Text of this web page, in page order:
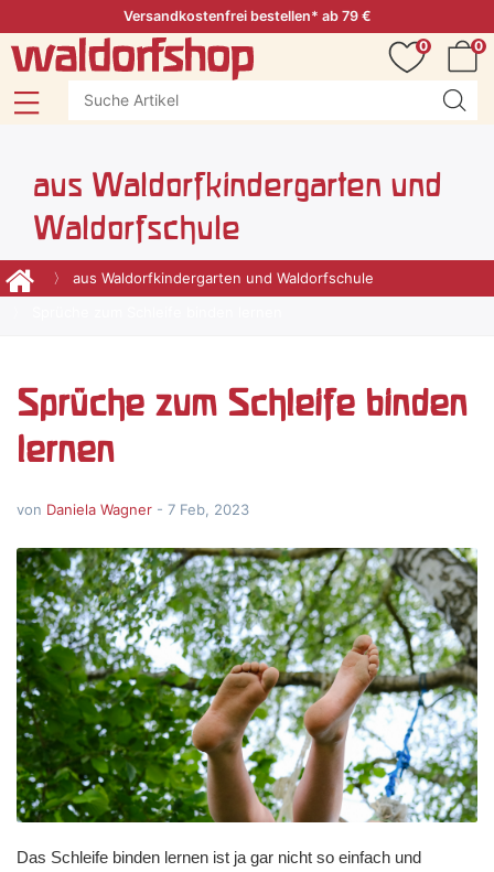
Versandkostenfrei bestellen* ab 79 €
0
0
aus Waldorfkindergarten und
Waldorfschule
aus Waldorfkindergarten und Waldorfschule
Sprüche zum Schleife binden
lernen
von Daniela Wagner - 7 Feb, 2023
Das Schleife binden lernen ist ja gar nicht so einfach und